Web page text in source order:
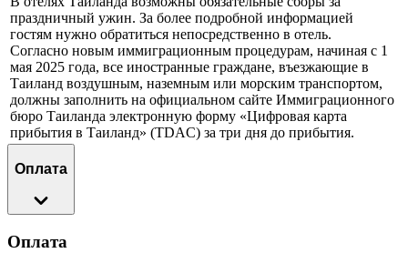
праздничный ужин. За более подробной информацией
гостям нужно обратиться непосредственно в отель.
Согласно новым иммиграционным процедурам, начиная с 1
мая 2025 года, все иностранные граждане, въезжающие в
Таиланд воздушным, наземным или морским транспортом,
должны заполнить на официальном сайте Иммиграционного
бюро Таиланда электронную форму «Цифровая карта
прибытия в Таиланд» (TDAC) за три дня до прибытия.
Оплата
Оплата